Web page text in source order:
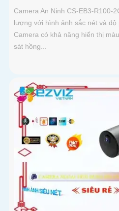
Camera An Ninh CS-EB3-R100-
lượng với hình ảnh sắc nét và độ
Camera có khả năng hiển thị
sát hồng...